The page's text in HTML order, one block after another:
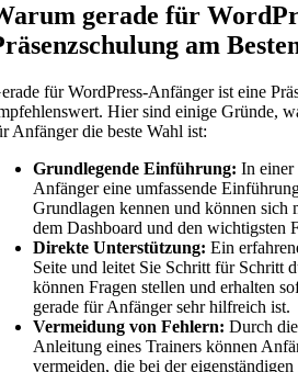
gerade für
am
für WordPress-Anfänger ist eine
Hier sind einige Gründe,
Anfänger die beste Wahl ist:
Grundlegende Einführung: In einer
Anfänger eine umfassende
Grundlagen kennen und können sich
dem Dashboard und den wichtigsten
Direkte Unterstützung: Ein
Seite und leitet Sie Schritt für Schritt
können Fragen stellen und erhalten
gerade für Anfänger sehr hilfreich ist.
Vermeidung von Fehlern: Durch
Anleitung eines Trainers können
vermeiden, die bei der